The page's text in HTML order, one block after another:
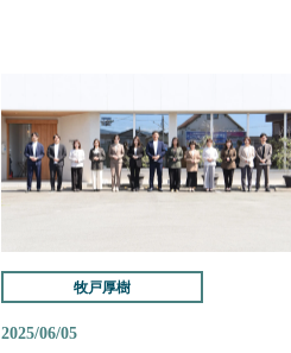
牧戸厚樹
2025/06/05